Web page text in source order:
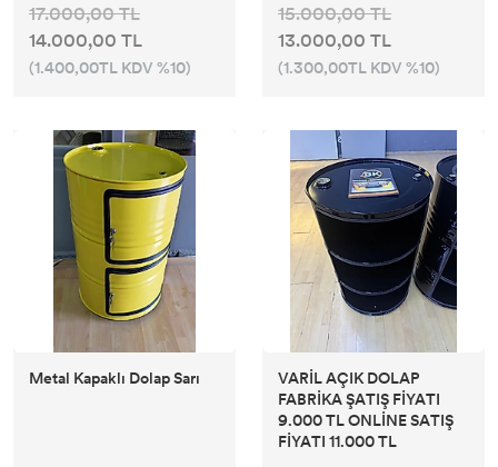
17.000,00 TL
14.000,00 TL
(1.400,00TL KDV %10)
15.000,00 TL
13.000,00 TL
(1.300,00TL KDV %10)
Metal Kapaklı Dolap Sarı
VARİL AÇIK DOLAP
FABRİKA ŞATIŞ FİYATI
9.000 TL ONLİNE SATIŞ
FİYATI 11.000 TL